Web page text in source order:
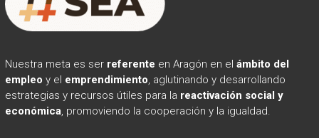
Nuestra meta es ser referente en Aragón en el ámbito del
empleo y el emprendimiento, aglutinando y desarrollando
estrategias y recursos útiles para la reactivación social y
económica, promoviendo la cooperación y la igualdad.